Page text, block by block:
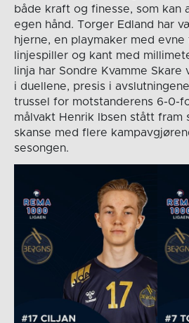
både kraft og finesse, som kan
egen hånd. Torger Edland har
hjerne, en playmaker med
linjespiller og kant med
linja har Sondre Kvamme
i duellene, presis i
trussel for motstanderens 6-0-
målvakt Henrik Ibsen stått fram
skanse med flere
sesongen.